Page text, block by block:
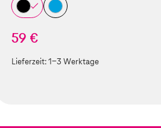
59 €
Lieferzeit:1-3 Werktage